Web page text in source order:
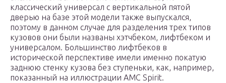
классический универсал с вертикальной пятой
дверью на базе этой модели также выпускался,
поэтому в данном случае для разделения трех типов
кузовов они были названы хэтчбеком, лифтбеком и
универсалом. Большинство лифтбеков в
исторической перспективе имели именно покатую
заднюю стенку кузова без ступеньки, как, например,
показанный на иллюстрации AMC Spirit.